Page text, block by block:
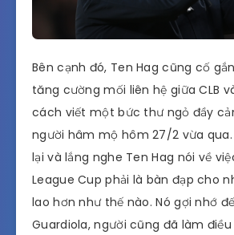
Bên cạnh đó, Ten Hag cũng cố
tăng cường mối liên hệ giữa CLB
cách viết một bức thư ngỏ đầy
người hâm mộ hôm 27/2 vừa
lại và lắng nghe Ten Hag nói về
League Cup phải là bàn đạp cho
lao hơn như thế nào. Nó gợi nhớ
Guardiola, người cũng đã làm